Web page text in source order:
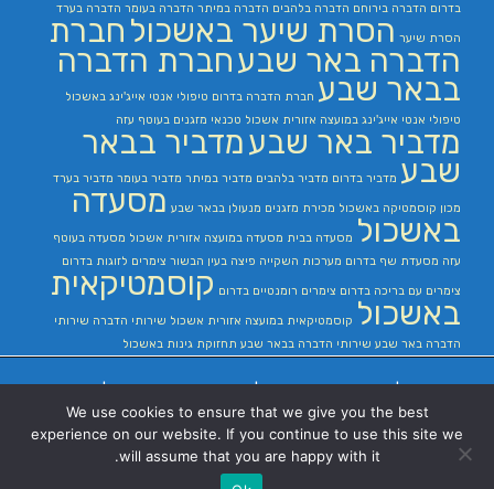
בדרום הדברה בירוחם הדברה בלהבים הדברה במיתר הדברה בעומר הדברה בערד
הסרת שיער הסרת שיער באשכול חברת
הדברה באר שבעחברת הדברה
בבאר שבע חברת הדברה בדרום טיפולי אנטי אייג'ינג באשכול
טיפולי אנטי אייג'ינג במועצה אזורית אשכול טכנאי מזגנים בעוטף עזה
מדביר באר שבעמדביר בבאר
שבע מדביר בדרום מדביר בלהבים מדביר במיתר מדביר בעומר מדביר בערד
מכון קוסמטיקה באשכול מכירת מזגנים מנעולן בבאר שבע מסעדה
באשכול מסעדה בבית מסעדה במועצה אזורית אשכול מסעדה בעוטף
עזה מסעדת שף בדרום מערכות השקייה פיצה בעין הבשור צימרים לזוגות בדרום
צימרים עם בריכה בדרום צימרים רומנטיים בדרום קוסמטיקאית
באשכול קוסמטיקאית במועצה אזורית אשכול שירותי הדברה שירותי
הדברה באר שבע שירותי הדברה בבאר שבע תחזוקת גינות באשכול
בבאר שבע|
We use cookies to ensure that we give you the best
experience on our website. If you continue to use this site we
will assume that you are happy with it.